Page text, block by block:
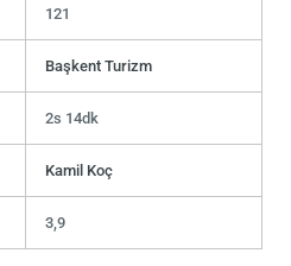
121
Başkent Turizm
2s 14dk
Kamil Koç
3,9